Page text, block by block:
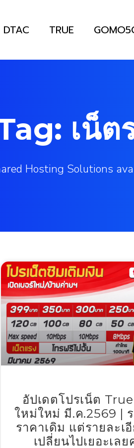
DTAC TRUE
เน็ต
Hosting Solutions
อัปเดตโปรเน็ต True
ใหม่ใหม่ มี.ค.2569 |
ราคาเดิม แต่รายละเ
เปลี่ยนไปเยอะเลย